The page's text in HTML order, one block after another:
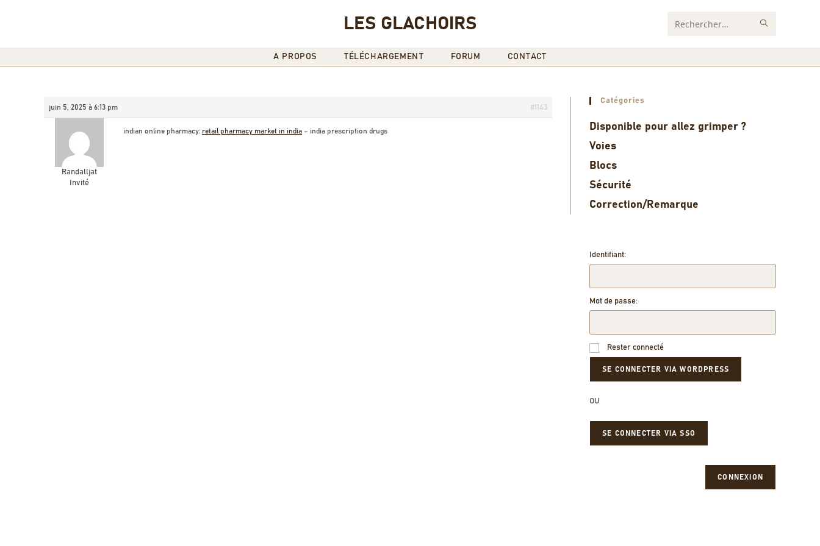
LES GLACHOIRS Rechercher
A PROPOS TÉLÉCHARGEMENT FORUM CONTACT
juin 5, 2025 à 6:13 pm #1143
Randalljat
Invité
indian online pharmacy: retail pharmacy market in india – india prescription drugs
Catégories
Disponible pour allez grimper ?
Voies
Blocs
Sécurité
Correction/Remarque
Identifiant:
Mot de passe:
Rester connecté
OU
SE CONNECTER VIA SSO
CONNEXION